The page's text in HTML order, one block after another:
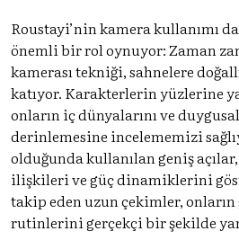
Roustayi’nin kamera kullanımı
önemli bir rol oynuyor: Zaman
kamerası tekniği, sahnelere
katıyor. Karakterlerin yüzlerine
onların iç dünyalarını ve
derinlemesine incelememizi
olduğunda kullanılan geniş
ilişkileri ve güç dinamiklerini
takip eden uzun çekimler, onların
rutinlerini gerçekçi bir şekilde